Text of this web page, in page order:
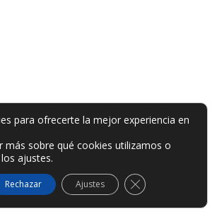
para ofrecerte la mejor experiencia en
más sobre qué cookies utilizamos o
ajustes.
Rechazar Ajustes Cerrar el banner